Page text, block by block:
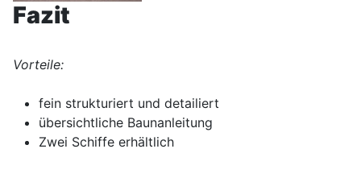
Fazit
Vorteile:
fein strukturiert und detailiert
übersichtliche Baunanleitung
Zwei Schiffe erhältlich